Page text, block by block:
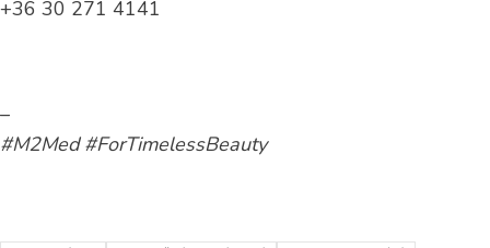
+36 30 271 4141
–
#M2Med #ForTimelessBeauty